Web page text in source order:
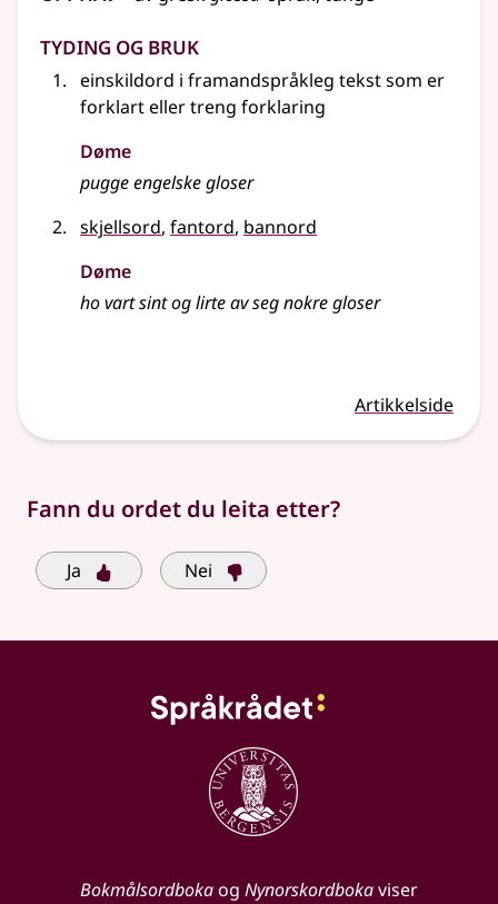
Tyding og bruk
einskildord i framandspråkleg tekst som er
forklartellertreng forklaring
Døme
pugge engelske gloser
skjellsord, fantord, bannord
Døme
ho vart sint og lirte av seg nokre gloser
Artikkelside
Fann du ordet du leita etter?
Ja Nei
Bokmålsordbokaog Nynorskordbokaviser